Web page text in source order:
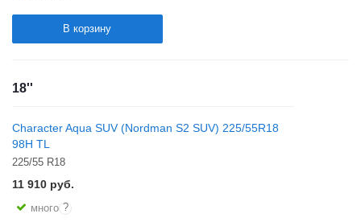
В корзину
18''
Character Aqua SUV (Nordman S2 SUV) 225/55R18
98H TL
225/55 R18
11 910 руб.
много ?